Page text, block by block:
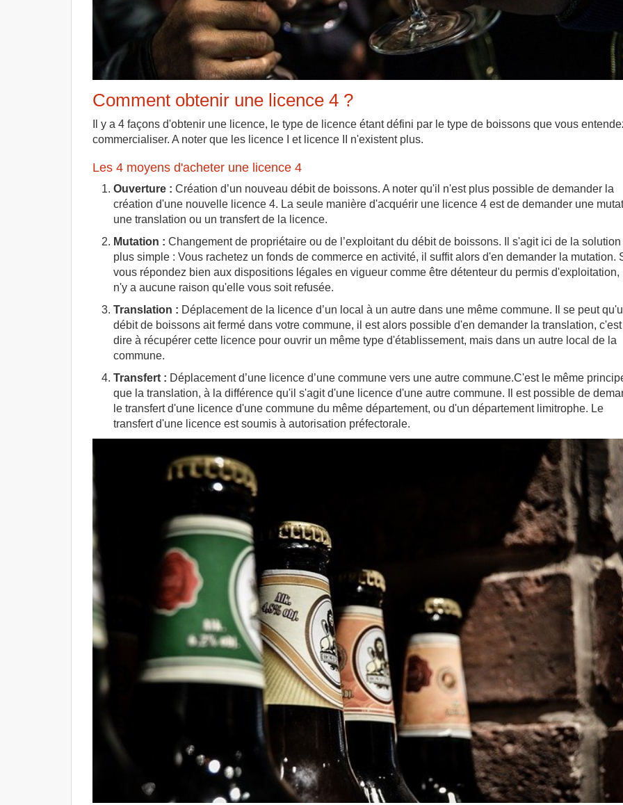
Comment obtenir une licence 4 ?
Il y a 4 façons d'obtenir une licence, le type de licence étant défini par le type de boissons que vous
commercialiser. A noter que les licence I et licence II n'existent plus.
Les 4 moyens d'acheter une licence 4
Ouverture : Création d’un nouveau débit de boissons. A noter qu'il n'est plus possible de demander la
création d'une nouvelle licence 4. La seule manière d'acquérir une licence 4 est de demander une
une translation ou un transfert de la licence.
Mutation : Changement de propriétaire ou de l’exploitant du débit de boissons. Il s'agit ici de la
plus simple : Vous rachetez un fonds de commerce en activité, il suffit alors d'en demander la mutation.
vous répondez bien aux dispositions légales en vigueur comme être détenteur du permis d'exploitation,
n'y a aucune raison qu'elle vous soit refusée.
Translation : Déplacement de la licence d’un local à un autre dans une même commune. Il se peut
débit de boissons ait fermé dans votre commune, il est alors possible d'en demander la translation,
dire à récupérer cette licence pour ouvrir un même type d'établissement, mais dans un autre local de la
commune.
Transfert : Déplacement d’une licence d’une commune vers une autre commune.C'est le même
que la translation, à la différence qu'il s'agit d'une licence d'une autre commune. Il est possible de
le transfert d'une licence d'une commune du même département, ou d'un département limitrophe. Le
transfert d'une licence est soumis à autorisation préfectorale.